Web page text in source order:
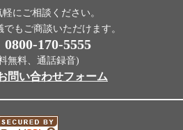
にご相談ください。
もご商談いただけます。
0800-170-5555
無料、通話録音)
問い合わせフォーム